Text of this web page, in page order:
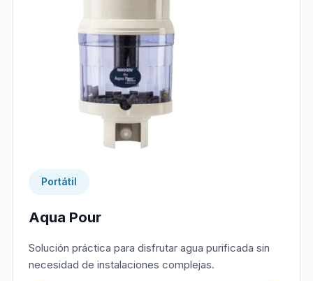
Portátil
Aqua Pour
Solución práctica para disfrutar agua purificada sin
necesidad de instalaciones complejas.